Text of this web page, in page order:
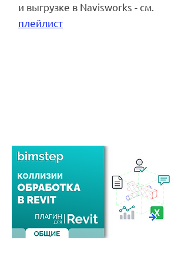
и выгрузке в Navisworks - см.
плейлист